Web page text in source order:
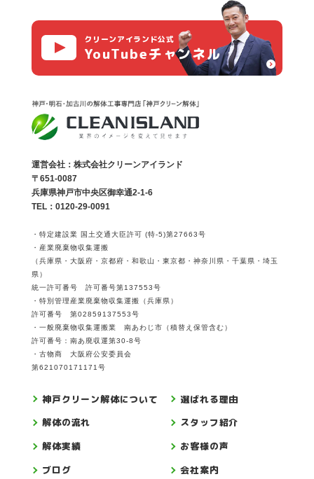
クリーンアイランド公式
YouTubeチャンネル
運営会社：株式会社クリーンアイランド
〒651-0087
兵庫県神戸市中央区御幸通2-1-6
TEL：0120-29-0091
・特定建設業 国土交通大臣許可 (特-5)第27663号
・産業廃棄物収集運搬
（兵庫県・大阪府・京都府・和歌山・東京都・神奈川県・千葉県・埼玉
県）
統一許可番号 許可番号第137553号
・特別管理産業廃棄物収集運搬（兵庫県）
許可番号 第02859137553号
・一般廃棄物収集運搬業 南あわじ市（積替え保管含む）
許可番号：南あ廃収運第30-8号
・古物商 大阪府公安委員会
第621070171171号
神戸クリーン解体について
選ばれる理由
解体の流れ
スタッフ紹介
解体実績
お客様の声
ブログ
会社案内